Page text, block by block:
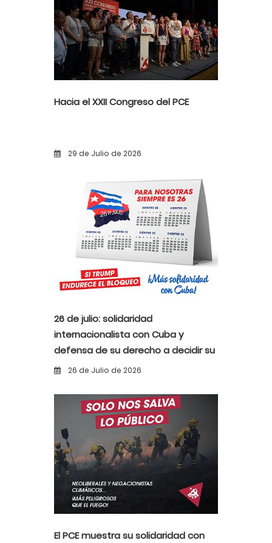
Hacia el XXII Congreso del PCE
29 de Julio de 2026
26 de julio: solidaridad
internacionalista con Cuba y
defensa de su derecho a decidir su
propio destino
26 de Julio de 2026
El PCE muestra su solidaridad con